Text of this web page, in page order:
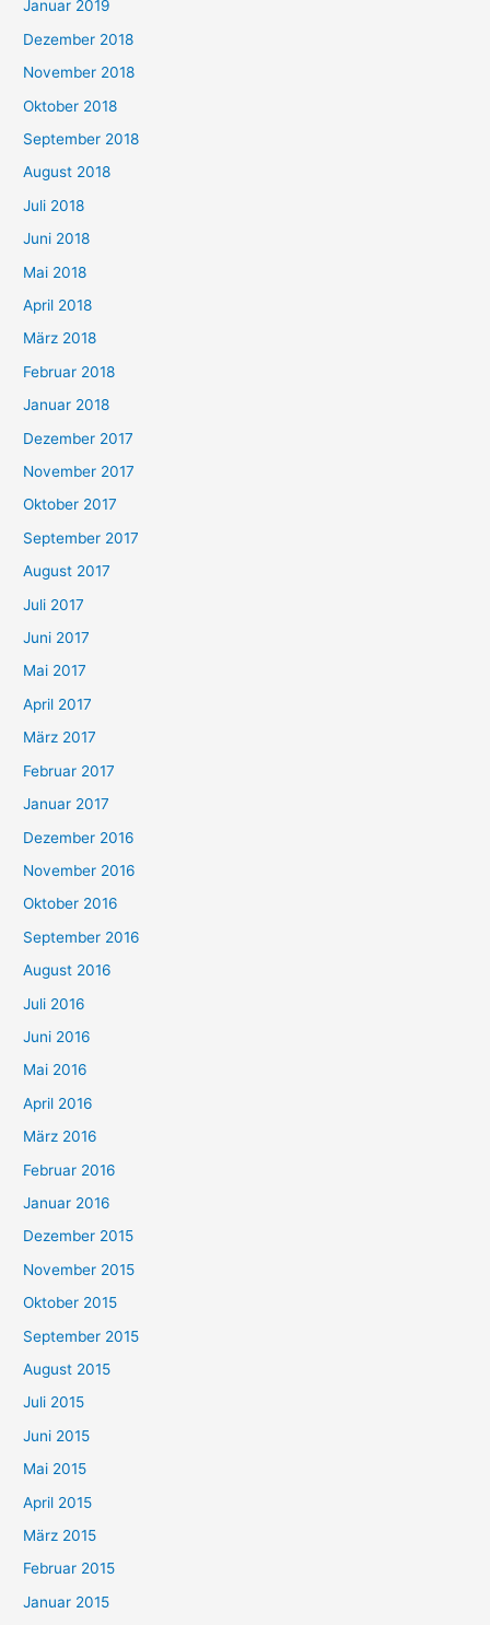
Januar 2019
Dezember 2018
November 2018
Oktober 2018
September 2018
August 2018
Juli 2018
Juni 2018
Mai 2018
April 2018
März 2018
Februar 2018
Januar 2018
Dezember 2017
November 2017
Oktober 2017
September 2017
August 2017
Juli 2017
Juni 2017
Mai 2017
April 2017
März 2017
Februar 2017
Januar 2017
Dezember 2016
November 2016
Oktober 2016
September 2016
August 2016
Juli 2016
Juni 2016
Mai 2016
April 2016
März 2016
Februar 2016
Januar 2016
Dezember 2015
November 2015
Oktober 2015
September 2015
August 2015
Juli 2015
Juni 2015
Mai 2015
April 2015
März 2015
Februar 2015
Januar 2015